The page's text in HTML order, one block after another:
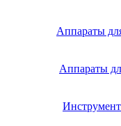
Аппараты
Аппараты